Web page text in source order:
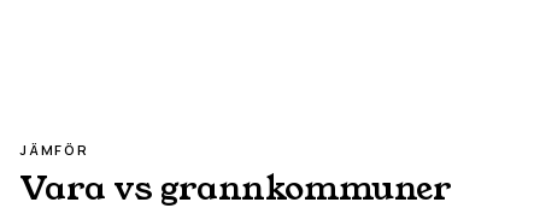
JÄMFÖR
Vara vs grannkommuner